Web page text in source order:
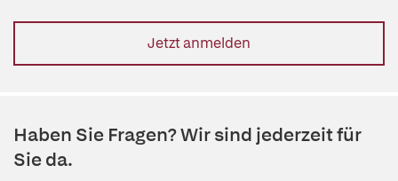
Jetzt anmelden
Haben Sie Fragen? Wir sind jederzeit für
Sie da.